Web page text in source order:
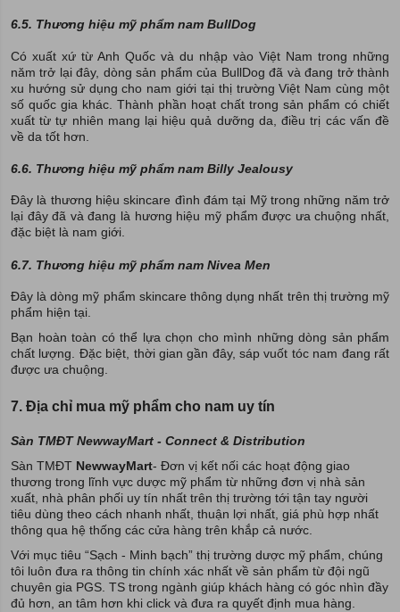
6.5. Thương hiệu mỹ phẩm nam BullDog
Có xuất xứ từ Anh Quốc và du nhập vào Việt Nam trong những
năm trở lại đây, dòng sản phẩm của BullDog đã và đang trở thành
xu hướng sử dụng cho nam giới tại thị trường Việt Nam cùng một
số quốc gia khác. Thành phần hoạt chất trong sản phẩm có chiết
xuất từ tự nhiên mang lại hiệu quả dưỡng da, điều trị các vấn đề
về da tốt hơn.
6.6. Thương hiệu mỹ phẩm nam Billy Jealousy
Đây là thương hiệu skincare đình đám tại Mỹ trong những năm trở
lại đây đã và đang là hương hiệu mỹ phẩm được ưa chuộng nhất,
đặc biệt là nam giới.
6.7. Thương hiệu mỹ phẩm nam Nivea Men
Đây là dòng mỹ phẩm skincare thông dụng nhất trên thị trường mỹ
phẩm hiện tại.
Bạn hoàn toàn có thể lựa chọn cho mình những dòng sản phẩm
chất lượng. Đặc biệt, thời gian gần đây, sáp vuốt tóc nam đang rất
được ưa chuộng.
7. Địa chỉ mua mỹ phẩm cho nam uy tín
Sàn TMĐT NewwayMart - Connect & Distribution
Sàn TMĐT NewwayMart- Đơn vị kết nối các hoạt động giao
thương trong lĩnh vực dược mỹ phẩm từ những đơn vị nhà sản
xuất, nhà phân phối uy tín nhất trên thị trường tới tận tay người
tiêu dùng theo cách nhanh nhất, thuận lợi nhất, giá phù hợp nhất
thông qua hệ thống các cửa hàng trên khắp cả nước.
Với mục tiêu “Sạch - Minh bạch” thị trường dược mỹ phẩm, chúng
tôi luôn đưa ra thông tin chính xác nhất về sản phẩm từ đội ngũ
chuyên gia PGS. TS trong ngành giúp khách hàng có góc nhìn đầy
đủ hơn, an tâm hơn khi click và đưa ra quyết định mua hàng.